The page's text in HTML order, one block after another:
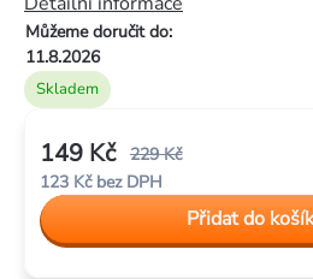
5
hvězdiček.
Skladem
Můžeme doručit do:
11.8.2026
229 Kč
149 Kč
123 Kč bez DPH
Měrná
cena:
Přidat do